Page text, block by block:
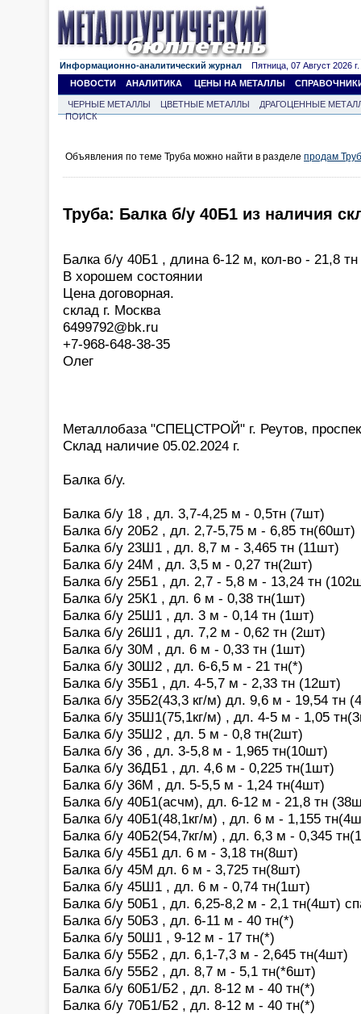
Информационно-аналитический журнал Пятница, 07 Август 2026 г.
НОВОСТИ
АНАЛИТИКА ЦЕНЫ НА МЕТАЛЛЫ
ЧЕРНЫЕ МЕТАЛЛЫ ЦВЕТНЫЕ МЕТАЛЛЫ
ДРАГОЦЕННЫЕ
ПОИСК
Объявления по теме Труба можно найти в разделе продам
Труба: Балка б/у 40Б1 из наличия
Балка б/у 40Б1 , длина 6-12 м, кол-во - 21,8
В хорошем состоянии
Цена договорная.
склад г. Москва
6499792@bk.ru
+7-968-648-38-35
Олег
Металлобаза "СПЕЦСТРОЙ" г. Реутов,
Склад наличие 05.02.2024 г.
Балка б/у.
Балка б/у 18 , дл. 3,7-4,25 м - 0,5тн (7шт)
Балка б/у 20Б2 , дл. 2,7-5,75 м - 6,85 тн(60шт)
Балка б/у 23Ш1 , дл. 8,7 м - 3,465 тн (11шт)
Балка б/у 24М , дл. 3,5 м - 0,27 тн(2шт)
Балка б/у 25Б1 , дл. 2,7 - 5,8 м - 13,24 тн
Балка б/у 25К1 , дл. 6 м - 0,38 тн(1шт)
Балка б/у 25Ш1 , дл. 3 м - 0,14 тн (1шт)
Балка б/у 26Ш1 , дл. 7,2 м - 0,62 тн (2шт)
Балка б/у 30М , дл. 6 м - 0,33 тн (1шт)
Балка б/у 30Ш2 , дл. 6-6,5 м - 21 тн(*)
Балка б/у 35Б1 , дл. 4-5,7 м - 2,33 тн (12шт)
Балка б/у 35Б2(43,3 кг/м) дл. 9,6 м - 19,54 тн
Балка б/у 35Ш1(75,1кг/м) , дл. 4-5 м - 1,05
Балка б/у 35Ш2 , дл. 5 м - 0,8 тн(2шт)
Балка б/у 36 , дл. 3-5,8 м - 1,965 тн(10шт)
Балка б/у 36ДБ1 , дл. 4,6 м - 0,225 тн(1шт)
Балка б/у 36М , дл. 5-5,5 м - 1,24 тн(4шт)
Балка б/у 40Б1(асчм), дл. 6-12 м - 21,8 тн
Балка б/у 40Б1(48,1кг/м) , дл. 6 м - 1,155
Балка б/у 40Б2(54,7кг/м) , дл. 6,3 м - 0,345
Балка б/у 45Б1 дл. 6 м - 3,18 тн(8шт)
Балка б/у 45М дл. 6 м - 3,725 тн(8шт)
Балка б/у 45Ш1 , дл. 6 м - 0,74 тн(1шт)
Балка б/у 50Б1 , дл. 6,25-8,2 м - 2,1 тн(4шт)
Балка б/у 50Б3 , дл. 6-11 м - 40 тн(*)
Балка б/у 50Ш1 , 9-12 м - 17 тн(*)
Балка б/у 55Б2 , дл. 6,1-7,3 м - 2,645 тн(4шт)
Балка б/у 55Б2 , дл. 8,7 м - 5,1 тн(*6шт)
Балка б/у 60Б1/Б2 , дл. 8-12 м - 40 тн(*)
Балка б/у 70Б1/Б2 , дл. 8-12 м - 40 тн(*)